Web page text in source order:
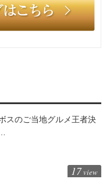
スのご当地グルメ王者決
17 view